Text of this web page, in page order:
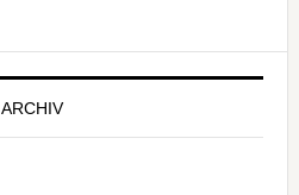
ARCHIV